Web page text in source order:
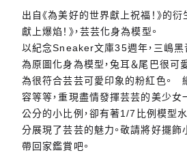
出自《為美好的世界獻上祝福！》的
獻上爆焰！》，芸芸化身為模型。
以紀念Sneaker文庫35週年，三嶋
為原圖化身為模型，兔耳＆尾巴很可
為很符合芸芸可愛印象的粉紅色。
容等等，重現盡情發揮芸芸的美少女
公分的小比例，卻有著1/7比例模型
分展現了芸芸的魅力。敬請將好擺
帶回家鑑賞吧。